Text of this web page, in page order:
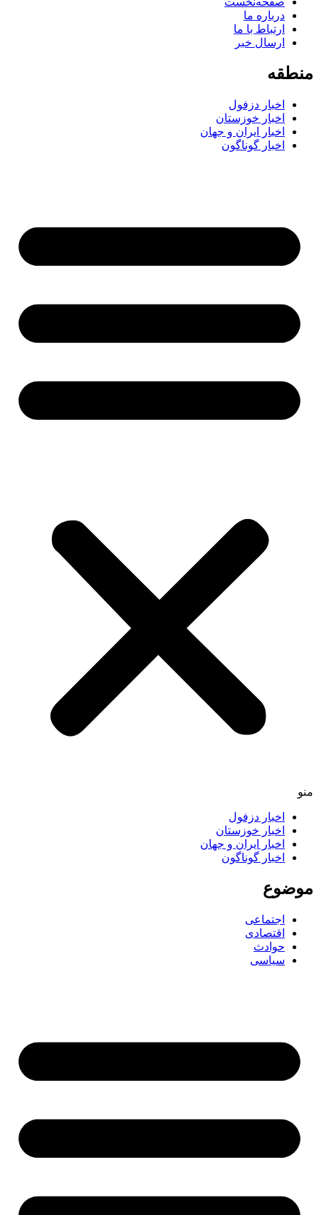
درباره ما
ارتباط با ما
ارسال خبر
اخبار دزفول
اخبار خوزستان
اخبار ایران و جهان
اخبار گوناگون
اخبار دزفول
اخبار خوزستان
اخبار ایران و جهان
اخبار گوناگون
اجتماعی
اقتصادی
حوادث
سیاسی